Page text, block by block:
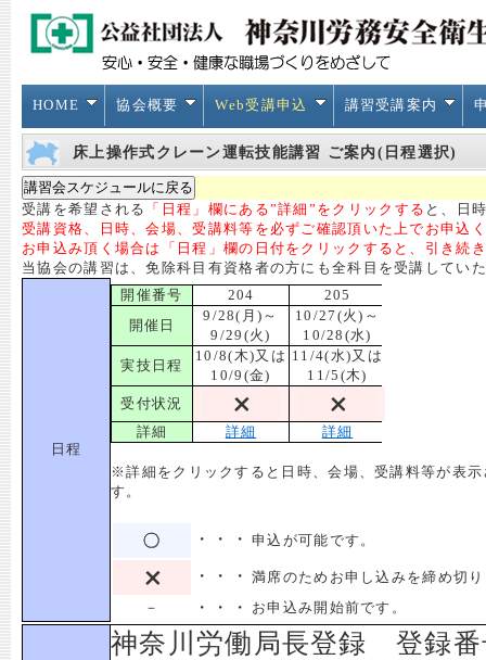
HOME 協会概要 Web受講申込 講習受講案内
床上操作式クレーン運転技能講習 ご案内(日程選択)
受講を希望される 「日程」欄にある”詳細”をクリックする と、日
受講資格、日時、会場、受講料等を必ずご確認頂いた上でお申込
お申込み頂く場合は「日程」欄の日付をクリックすると、引き続
当協会の講習は、免除科目有資格者の方にも全科目を受講してい
日程
開催番号 204
205
開催日
9/28(月)～
9/29(火)
10/27(火)～
10/28(水)
実技日程
10/8(木)又は
10/9(金)
11/4(水)又は
11/5(木)
受付状況
詳細
詳細 詳細
※詳細をクリックすると日時、会場、受講料等が表
す。
・・・ 申込が可能です。
・・・ 満席のためお申し込みを締め切
－
・・・ お申込み開始前です。
神奈川労働局長登録 登録番